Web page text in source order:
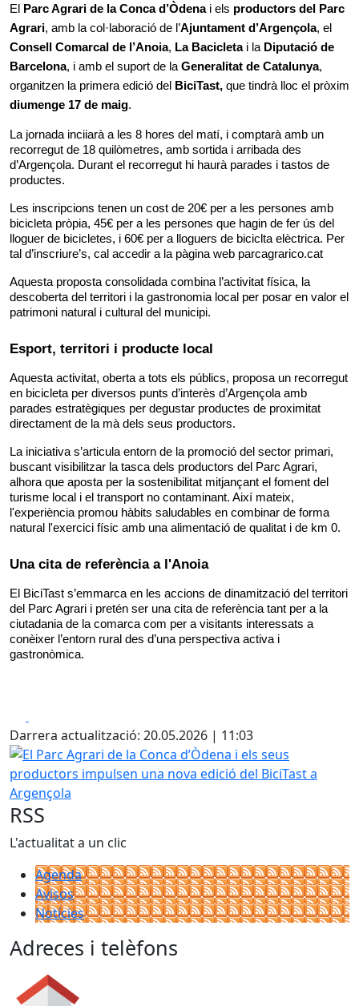
El Parc Agrari de la Conca d’Òdena i els productors del Parc
Agrari, amb la col·laboració de l’Ajuntament d’Argençola
Consell Comarcal de l’Anoia, La Bacicleta i la Diputació de
Barcelona, i amb el suport de la Generalitat de Catalunya,
organitzen la primera edició del
BiciTast, que tindrà lloc el pròxim
diumenge 17 de maig.
La jornada inciiarà a les 8 hores del matí, i comptarà amb un
recorregut de 18 quilòmetres, amb sortida i arribada des
d’Argençola. Durant el recorregut hi haurà parades i tastos de
productes.
Les inscripcions tenen un cost de 20€ per a les persones amb
bicicleta pròpia, 45€ per a les persones que hagin de fer ús del
lloguer de bicicletes, i 60€ per a lloguers de biciclta elèctrica. Per
tal d’inscriure’s, cal accedir a la pàgina web parcagrarico.cat
Aquesta proposta consolidada combina l’activitat física, la
descoberta del territori i la gastronomia local per posar en valor el
patrimoni natural i cultural del municipi.
Esport, territori i producte local
Aquesta activitat, oberta a tots els públics, proposa un recorregut
en bicicleta per diversos punts d’interès d’Argençola amb
parades estratègiques per degustar productes de proximitat
directament de la mà dels seus productors.
La iniciativa s’articula entorn de la promoció del sector primari,
buscant visibilitzar la tasca dels productors del Parc Agrari,
alhora que aposta per la sostenibilitat mitjançant el foment del
turisme local i el transport no contaminant. Així mateix,
l'experiència promou hàbits saludables en combinar de forma
natural l'exercici físic amb una alimentació de qualitat i de km 0.
Una cita de referència a l'Anoia
El BiciTast s’emmarca en les accions de dinamització del territori
del Parc Agrari i pretén ser una cita de referència tant per a la
ciutadania de la comarca com per a visitants interessats a
conèixer l’entorn rural des d’una perspectiva activa i
gastronòmica.
Darrera actualització: 20.05.2026 | 11:03
El Parc Agrari de la Conca d’Òdena i els seus
RSS
L'actualitat a un clic
Agenda
Avisos
Notícies
Adreces i telèfons